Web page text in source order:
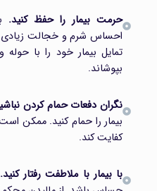
حرمت بیمار را حفظ کنید.
احساس شرم و خجالت زیادی
تمایل بیمار خود را با
بپوشاند.
نگران دفعات حمام کردن
بیمار را حمام کنید. ممکن
کفایت کند.
با بیمار با ملاطفت رفتار کنید.